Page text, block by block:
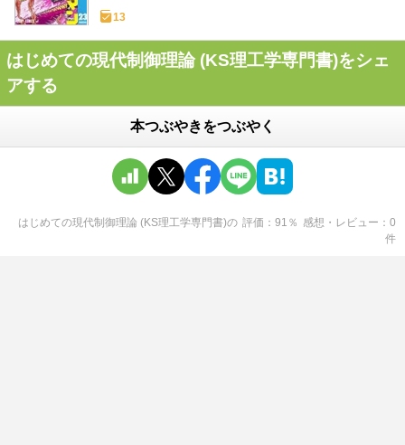
13
はじめての現代制御理論 (KS理工学専門書)をシェ
アする
本つぶやきをつぶやく
はじめての現代制御理論 (KS理工学専門書)の 評価 91 ％ 感想・レビュー
0
件